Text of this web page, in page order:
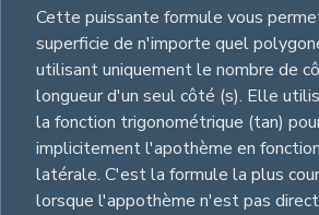
Cette puissante formule vous
superficie de n'importe quel
utilisant uniquement le nombre de
longueur d'un seul côté (s). Elle
la fonction trigonométrique (tan)
implicitement l'apothème en
latérale. C'est la formule la plus
lorsque l'appothème n'est pas